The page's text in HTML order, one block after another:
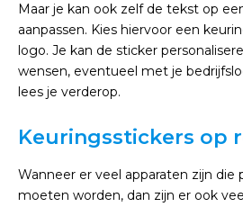
Maar je kan ook zelf de tekst op
aanpassen. Kies hiervoor een
logo. Je kan de sticker
wensen, eventueel met je
lees je verderop.
Keuringsstickers op
Wanneer er veel apparaten zijn die
moeten worden, dan zijn er ook